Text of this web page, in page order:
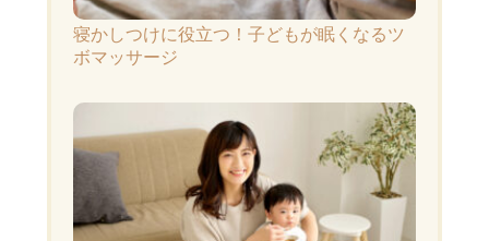
寝かしつけに役立つ！子どもが眠くなるツ
ボマッサージ